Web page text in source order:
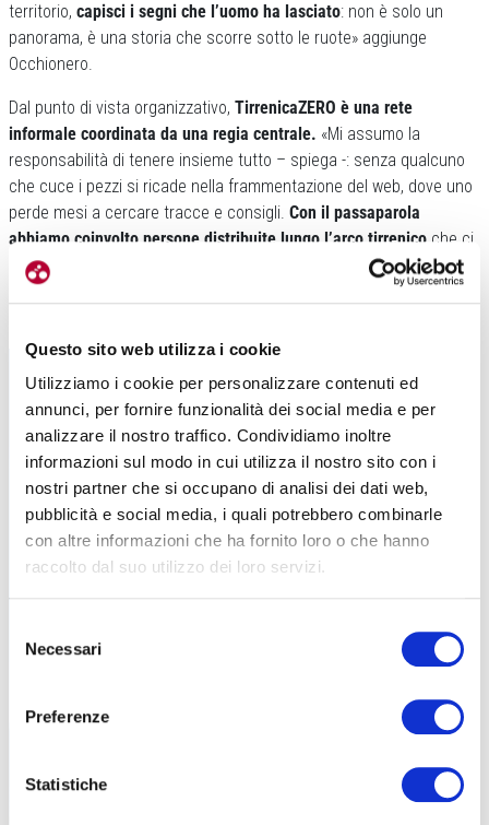
Questo sito web utilizza i cookie
Utilizziamo i cookie per personalizzare contenuti ed
annunci, per fornire funzionalità dei social media e per
analizzare il nostro traffico. Condividiamo inoltre
informazioni sul modo in cui utilizza il nostro sito con i
nostri partner che si occupano di analisi dei dati web,
pubblicità e social media, i quali potrebbero combinarle
con altre informazioni che ha fornito loro o che hanno
raccolto dal suo utilizzo dei loro servizi.
delNecessari
Preferenze
Statistiche
territorio, capisci i segni che l’uomo ha lasciato: non è solo un
panorama, è una storia che scorre sotto le ruote» aggiunge
Occhionero.
Dal punto di vista organizzativo, TirrenicaZERO è una rete
informale coordinata da una regia centrale. «Mi assumo la
responsabilità di tenere insieme tutto – spiega -: senza qualcuno
che cuce i pezzi si ricade nella frammentazione del web, dove uno
perde mesi a cercare tracce e consigli. Con il passaparola
abbiamo coinvolto persone distribuite lungo l’arco tirrenico che ci
hanno aiutato a perfezionare il percorso». Il tracciato, precisa
Federico, è ormai stabile, anche se potrà essere aggiornato
La tappa grossetana tra Scarlino e Follonica è una delle più affascinanti